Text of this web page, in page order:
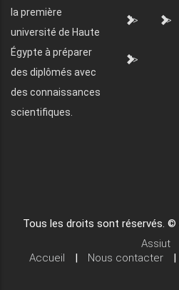
la première
université de Haute
Égypte à préparer
des diplômés avec
des connaissances
scientifiques.
"> ">
">
Tous les droits sont réservés. ©
Assiut
Accueil
| Nous contacter |